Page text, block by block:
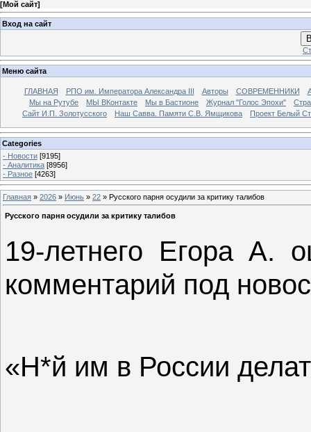
[Мой сайт]
Вход на сайт
Меню сайта
ГЛАВНАЯ РПО им. Императора Александра III Авторы СОВРЕМЕННИКИ
Мы на Рутубе
МЫ ВКонтакте Мы в Бастионе Журнал "Голос Эпохи"
Сайт И.П. Золотусского
Наш Савва. Памяти С.В. Ямщикова Проект Белый
Categories
- Новости [9195]
- Аналитика [8956]
- Разное [4263]
Главная » 2026 » Июнь » 22 » Русского парня осудили за критику талибов
Русского парня осудили за критику талибов
19-летнего Егора А.
комментарий под
«Н*й им в России